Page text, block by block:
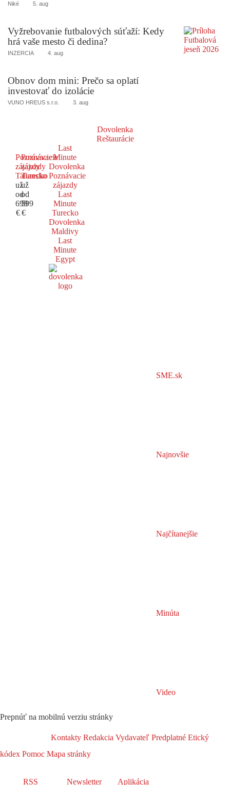
Niké 5. aug
Vyžrebovanie futbalových súťaží: Kedy
hrá vaše mesto či dedina?
INZERCIA 4. aug
Obnov dom mini: Prečo sa oplatí
investovať do izolácie
VUNO HREUS s.r.o. 3. aug
Dovolenka
Reštaurácie
Poznávacie
zájazdy
Taliansko
už
od
699
€
Poznávacie
zájazdy
Turecko
už
od
599
€
Last
Minute
Dovolenka
Poznávacie
zájazdy
Last
Minute
Turecko
Dovolenka
Maldivy
Last
Minute
Egypt
SME.sk
Najnovšie
Najčítanejšie
Minúta
Video
Prepnúť na mobilnú verziu stránky
Kontakty Redakcia Vydavateľ Predplatné Etický
kódex Pomoc Mapa stránky
RSS Newsletter Aplikácia